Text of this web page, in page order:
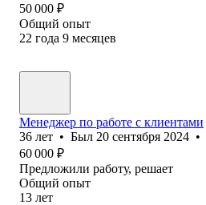
50 000 ₽
Общий опыт
22 года 9 месяцев
Менеджер по работе с клиентами
36 лет • Был 20 сентября 2024 •
60 000 ₽
Предложили работу, решает
Общий опыт
13 лет